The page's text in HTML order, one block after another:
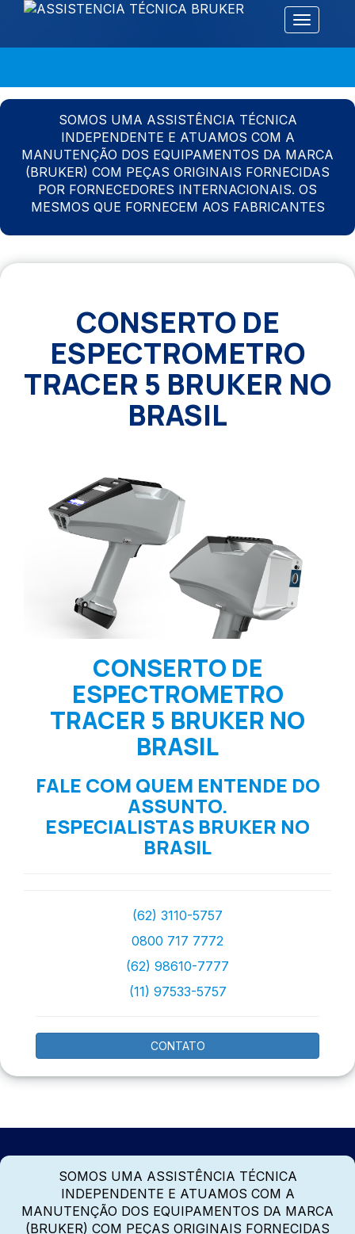
Alternar
SOMOS UMA ASSISTÊNCIA TÉCNICA
INDEPENDENTE E ATUAMOS COM A
MANUTENÇÃO DOS EQUIPAMENTOS DA MARCA
(BRUKER) COM PEÇAS ORIGINAIS FORNECIDAS
POR FORNECEDORES INTERNACIONAIS. OS
MESMOS QUE FORNECEM AOS FABRICANTES
CONSERTO DE
ESPECTROMETRO
TRACER 5 BRUKER NO
BRASIL
CONSERTO DE
ESPECTROMETRO
TRACER 5 BRUKER NO
BRASIL
FALE COM QUEM ENTENDE DO
ASSUNTO.
ESPECIALISTAS BRUKER NO
BRASIL
(62) 3110-5757
0800 717 7772
(62) 98610-7777
(11) 97533-5757
CONTATO
SOMOS UMA ASSISTÊNCIA TÉCNICA
INDEPENDENTE E ATUAMOS COM A
MANUTENÇÃO DOS EQUIPAMENTOS DA MARCA
(BRUKER) COM PEÇAS ORIGINAIS FORNECIDAS